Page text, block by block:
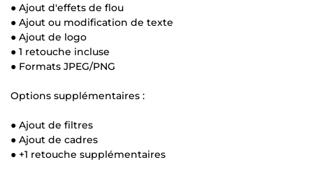
● Ajout d'effets de flou
● Ajout ou modification de texte
● Ajout de logo
● 1 retouche incluse
● Formats JPEG/PNG
Options supplémentaires :
● Ajout de filtres
● Ajout de cadres
● +1 retouche supplémentaires